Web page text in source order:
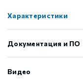
Характеристики
Документация и ПО
Видео